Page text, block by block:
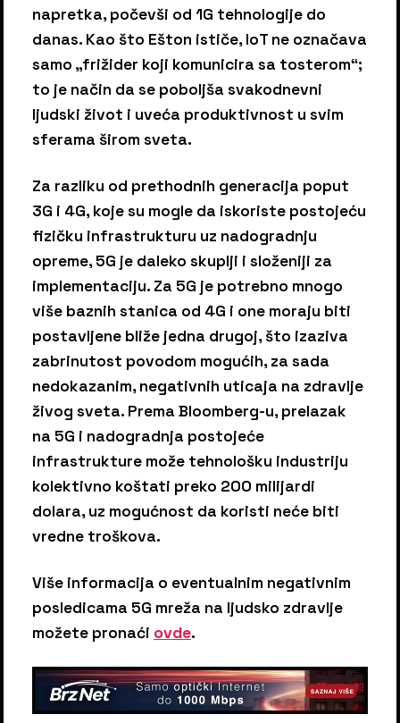
napretka, počevši od 1G tehnologije do
danas. Kao što Ešton ističe, IoT ne označava
samo „frižider koji komunicira sa tosterom“;
to je način da se poboljša svakodnevni
ljudski život i uveća produktivnost u svim
sferama širom sveta.
Za razliku od prethodnih generacija poput
3G i 4G, koje su mogle da iskoriste postojeću
fizičku infrastrukturu uz nadogradnju
opreme, 5G je daleko skuplji i složeniji za
implementaciju. Za 5G je potrebno mnogo
više baznih stanica od 4G i one moraju biti
postavljene bliže jedna drugoj, što izaziva
zabrinutost povodom mogućih, za sada
nedokazanim, negativnih uticaja na zdravlje
živog sveta. Prema Bloomberg-u, prelazak
na 5G i nadogradnja postojeće
infrastrukture može tehnološku industriju
kolektivno koštati preko 200 milijardi
dolara, uz mogućnost da koristi neće biti
vredne troškova.
Više informacija o eventualnim negativnim
posledicama 5G mreža na ljudsko zdravlje
možete pronaći ovde.